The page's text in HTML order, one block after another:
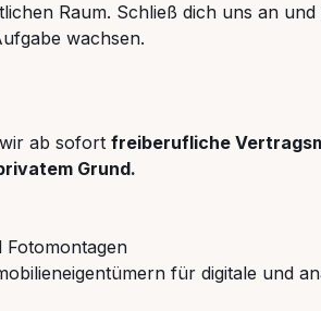
Raum. Schließ dich uns an und
wachsen.
ab sofort freiberufliche
Grund.
für digitale und